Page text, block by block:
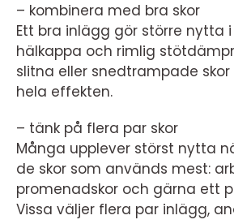
– kombinera med bra skor
Ett bra inlägg gör större nytta
hälkappa och rimlig
slitna eller snedtrampade
hela effekten.
– tänk på flera par skor
Många upplever störst nytta
de skor som används mest:
promenadskor och gärna ett
Vissa väljer flera par inlägg,